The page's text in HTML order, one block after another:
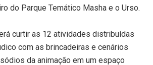
do Parque Temático Masha e o Urso.
curtir as 12 atividades distribuídas
com as brincadeiras e cenários
da animação em um espaço